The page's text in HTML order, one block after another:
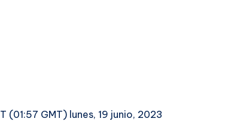
(01:57 GMT) lunes, 19 junio, 2023